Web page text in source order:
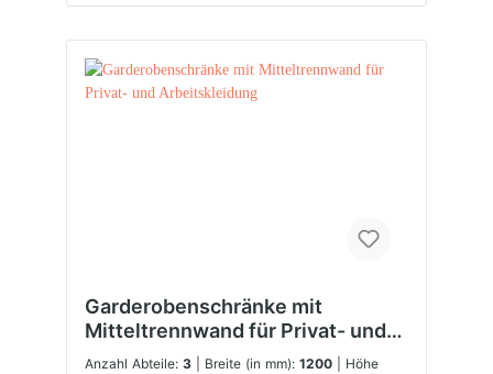
Garderobenschränke mit
Mitteltrennwand für Privat- und
Arbeitskleidung
Anzahl Abteile: 3 | Breite (in mm): 1200